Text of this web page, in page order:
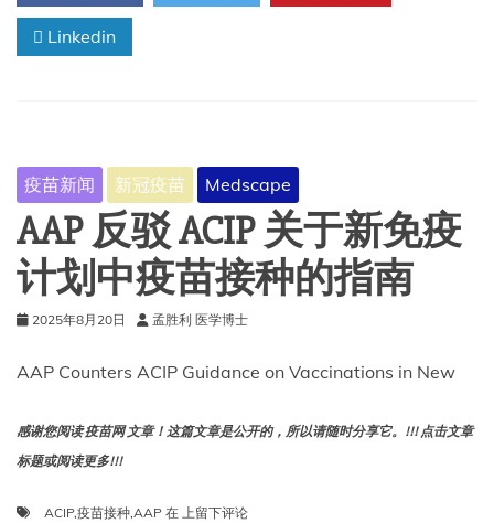
会
肝
和
苗
建
议
Linkedin
疫苗新闻 新冠疫苗 Medscape
AAP 反驳 ACIP 关于新免疫
计划中疫苗接种的指南
2025年8月20日 孟胜利 医学博士
AAP Counters ACIP Guidance on Vaccinations in New
感谢您阅读 疫苗网 文章！这篇文章是公开的，所以请随时分享它。!!! 点击文章
标题或阅读更多!!!
ACIP,疫苗接种,AAP 在 AAP
上留下评论